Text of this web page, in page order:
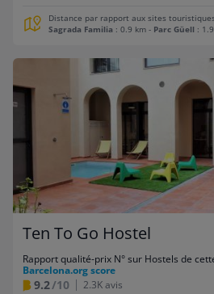
Distance par rapport aux sites
Sagrada Familia : 0.9 km - Parc Güell :
Ten To Go Hostel
Rapport qualité-prix N° sur Hostels de
Barcelona.org score
9.2/10 2.3K avis